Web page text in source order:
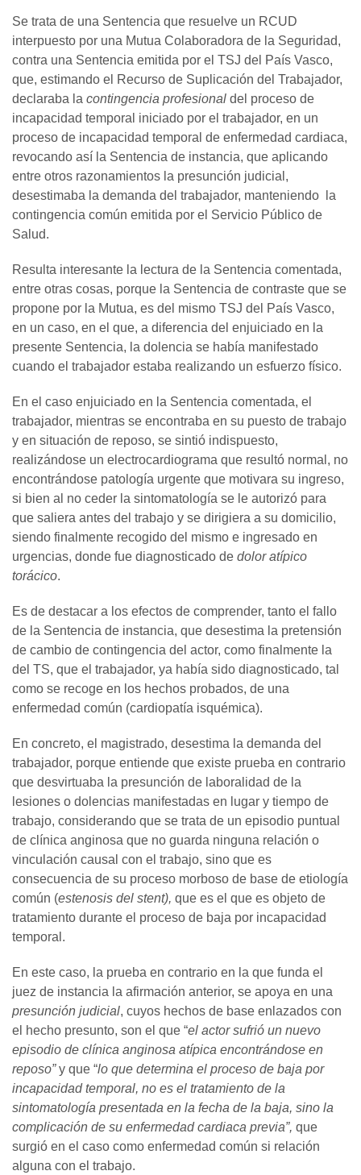
Se trata de una Sentencia que resuelve un RCUD
interpuesto por una Mutua Colaboradora de la Seguridad,
contra una Sentencia emitida por el TSJ del País Vasco,
que, estimando el Recurso de Suplicación del Trabajador,
declaraba la contingencia profesional del proceso de
incapacidad temporal iniciado por el trabajador, en un
proceso de incapacidad temporal de enfermedad cardiaca,
revocando así la Sentencia de instancia, que aplicando
entre otros razonamientos la presunción judicial,
desestimaba la demanda del trabajador, manteniendo la
contingencia común emitida por el Servicio Público de
Salud.
Resulta interesante la lectura de la Sentencia comentada,
entre otras cosas, porque la Sentencia de contraste que se
propone por la Mutua, es del mismo TSJ del País Vasco,
en un caso, en el que, a diferencia del enjuiciado en la
presente Sentencia, la dolencia se había manifestado
cuando el trabajador estaba realizando un esfuerzo físico.
En el caso enjuiciado en la Sentencia comentada, el
trabajador, mientras se encontraba en su puesto de trabajo
y en situación de reposo, se sintió indispuesto,
realizándose un electrocardiograma que resultó normal, no
encontrándose patología urgente que motivara su ingreso,
si bien al no ceder la sintomatología se le autorizó para
que saliera antes del trabajo y se dirigiera a su domicilio,
siendo finalmente recogido del mismo e ingresado en
urgencias, donde fue diagnosticado de dolor atípico
torácico.
Es de destacar a los efectos de comprender, tanto el fallo
de la Sentencia de instancia, que desestima la pretensión
de cambio de contingencia del actor, como finalmente la
del TS, que el trabajador, ya había sido diagnosticado, tal
como se recoge en los hechos probados, de una
enfermedad común (cardiopatía isquémica).
En concreto, el magistrado, desestima la demanda del
trabajador, porque entiende que existe prueba en contrario
que desvirtuaba la presunción de laboralidad de la
lesiones o dolencias manifestadas en lugar y tiempo de
trabajo, considerando que se trata de un episodio puntual
de clínica anginosa que no guarda ninguna relación o
vinculación causal con el trabajo, sino que es
consecuencia de su proceso morboso de base de etiología
común (estenosis del stent), que es el que es objeto de
tratamiento durante el proceso de baja por incapacidad
temporal.
En este caso, la prueba en contrario en la que funda el
juez de instancia la afirmación anterior, se apoya en una
presunción judicial, cuyos hechos de base enlazados con
el hecho presunto, son el que “el actor sufrió un nuevo
episodio de clínica anginosa atípica encontrándose en
reposo”y que “lo que determina el proceso de baja por
incapacidad temporal, no es el tratamiento de la
sintomatología presentada en la fecha de la baja, sino la
complicación de su enfermedad cardiaca previa”, que
surgió en el caso como enfermedad común si relación
alguna con el trabajo.